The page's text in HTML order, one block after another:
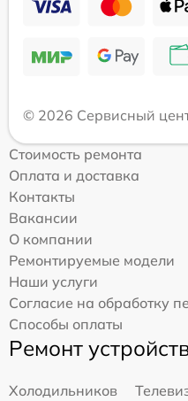
© 2026 Сервисный
Стоимость ремонта
Оплата и доставка
Контакты
Вакансии
О компании
Ремонтируемые модели
Наши услуги
Согласие на обработку
Способы оплаты
Ремонт
Холодильников